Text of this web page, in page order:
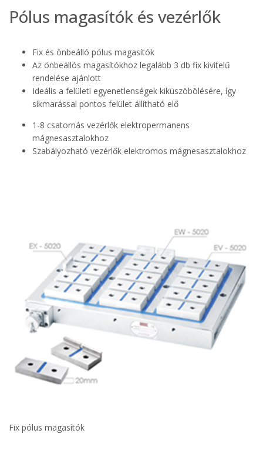
Pólus magasítók és vezérlők
Fix és önbeálló pólus magasítók
Az önbeállós magasítókhoz legalább 3 db fix kivitelű
rendelése ajánlott
Ideális a felületi egyenetlenségek kiküszöbölésére, így
síkmarással pontos felület állítható elő
1-8 csatornás vezérlők elektropermanens
mágnesasztalokhoz
Szabályozható vezérlők elektromos mágnesasztalokhoz
Fix pólus magasítók